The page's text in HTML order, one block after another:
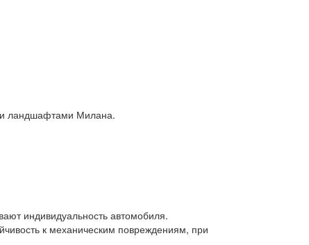
ландшафтами Милана.
индивидуальность автомобиля.
к механическим повреждениям, при